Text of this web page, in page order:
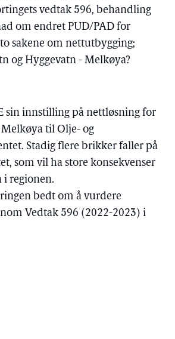
vedtak 596, behandling
om endret PUD/PAD for
sakene om nettutbygging;
og Hyggevatn - Melkøya?
sin innstilling på nettløsning for
til Olje- og
Stadig flere brikker faller på
som vil ha store konsekvenser
i regionen.
bedt om å vurdere
Vedtak 596 (2022-2023) i